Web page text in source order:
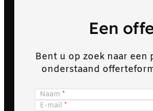
Een
Bent u op zoek naar
onderstaand
Naam
E-mail